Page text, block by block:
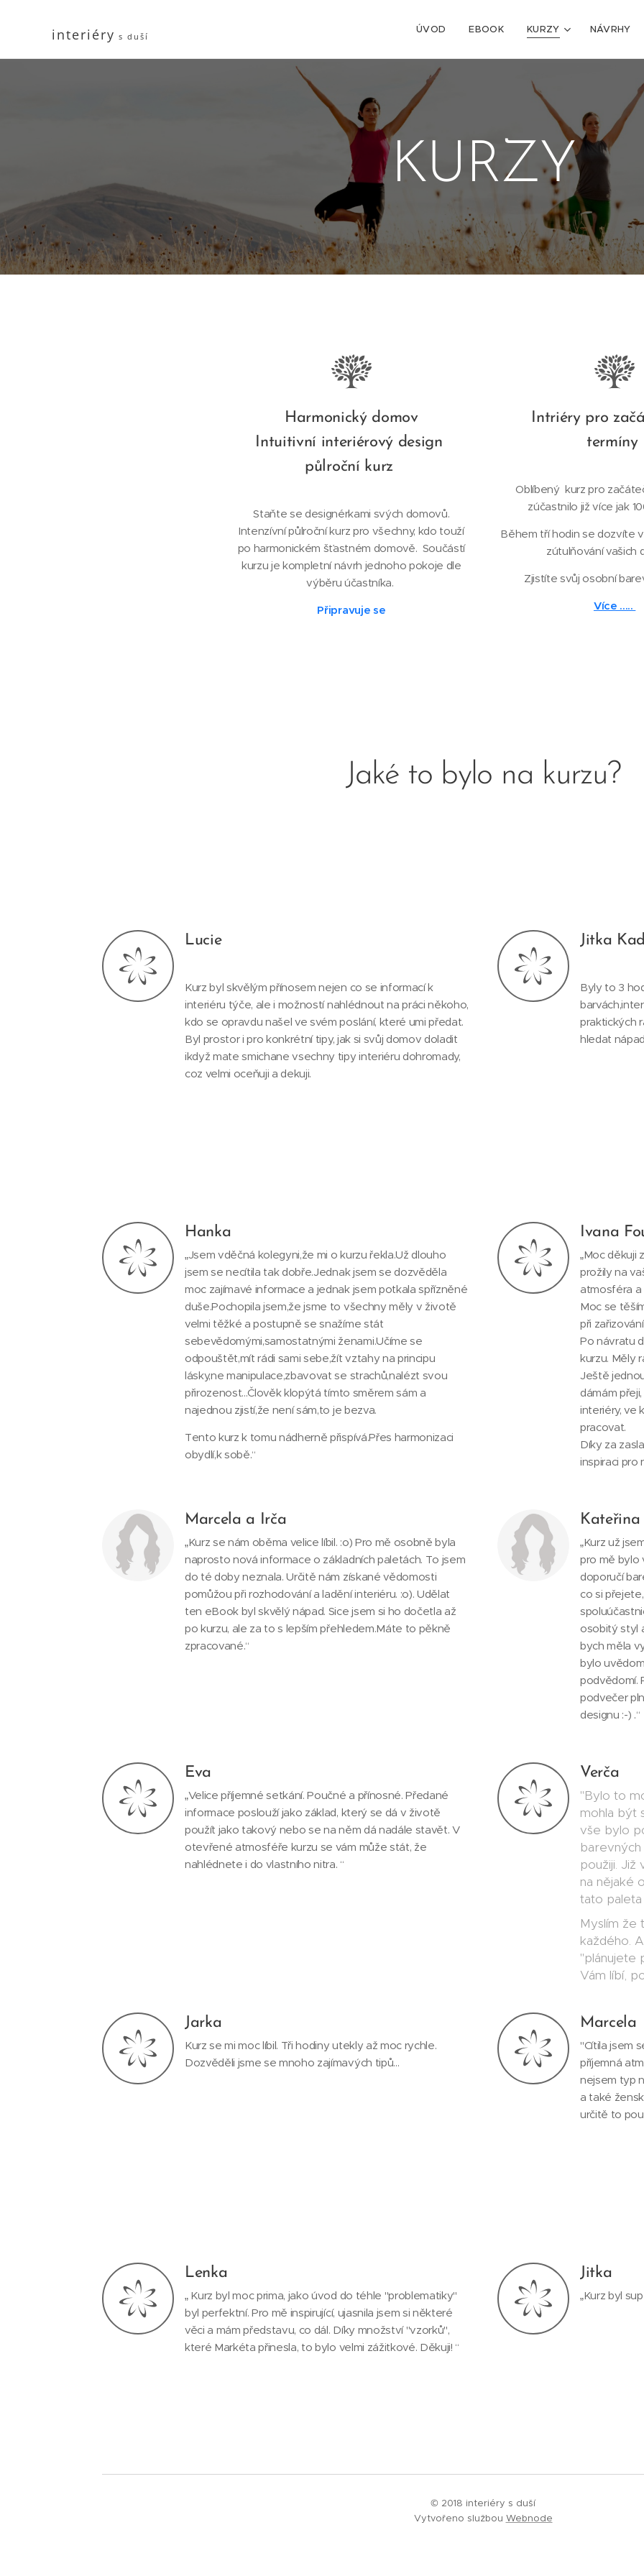
interiéry s duší
ÚVOD EBOOK KURZY NÁVRHY
KURZY
Harmonický domov
Intuitivní interiérový design
půlroční kurz
Staňte se designérkami svých domovů.
Intenzívní půlroční kurz pro všechny, kdo touží
po harmonickém šťastném domově. Součástí
kurzu je kompletní návrh jednoho pokoje dle
výběru účastníka.
Připravuje se
Intriéry pro
termíny
Oblíbený kurz pro
zúčastnilo již více jak
Během tří hodin se dozvíte
zútulňování vašich
Zjistíte svůj osobní
Více .....
Jaké to bylo na kurzu?
Lucie
Kurz byl skvělým přínosem nejen co se informací k
interiéru týče, ale i možností nahlédnout na práci někoho,
kdo se opravdu našel ve svém poslání, které umi předat.
Byl prostor i pro konkrétní tipy, jak si svůj domov doladit
ikdyž mate smichane vsechny tipy interiéru dohromady,
coz velmi oceňuji a dekuji.
Jitka
Byly to 3
praktických
hledat
Hanka
„Jsem vděčná kolegyni,že mi o kurzu řekla.Už dlouho
jsem se necítila tak dobře.Jednak jsem se dozvěděla
moc zajímavé informace a jednak jsem potkala spřízněné
duše.Pochopila jsem,že jsme to všechny měly v životě
velmi těžké a postupně se snažíme stát
sebevědomými,samostatnými ženami.Učíme se
odpouštět,mít rádi sami sebe,žít vztahy na principu
lásky,ne manipulace,zbavovat se strachů,nalézt svou
přirozenost...Člověk klopýtá tímto směrem sám a
najednou zjistí,že není sám,to je bezva.
Tento kurz k tomu nádherně přispívá.Přes harmonizaci
obydlí,k sobě.“
Ivana
„Moc děkuji
prožily na
atmosféra a
Moc se
při
Po návratu
kurzu. Měly
Ještě
dámám
interiéry, ve
pracovat.
Díky za
inspiraci pro
Marcela a Irča
„Kurz se nám oběma velice líbil. :o) Pro mě osobně byla
naprosto nová informace o základních paletách. To jsem
do té doby neznala. Určitě nám získané vědomosti
pomůžou při rozhodování a ladění interiéru. :o). Udělat
ten eBook byl skvělý nápad. Sice jsem si ho dočetla až
po kurzu, ale za to s lepším přehledem.Máte to pěkně
zpracované.“
Kateřina
„Kurz už
pro mě bylo
doporučí
co si
osobitý styl
bych měla
bylo
podvědomí.
podvečer
designu :-) .“
Eva
„Velice příjemné setkání. Poučné a přínosné. Předané
informace poslouží jako základ, který se dá v životě
použít jako takový nebo se na něm dá nadále stavět. V
otevřené atmosféře kurzu se vám může stát, že
nahlédnete i do vlastního nitra. “
Verča
"Bylo to
mohla být
vše bylo
použiji. Již
na nějaké
tato paleta
Myslím že
každého.
"plánujete
Vám líbí,
Jarka
Kurz se mi moc líbil. Tři hodiny utekly až moc rychle.
Dozvěděli jsme se mnoho zajímavých tipů...
Marcela
"Cítila jsem
příjemná
nejsem typ
a také
určitě to
Lenka
„ Kurz byl moc prima, jako úvod do téhle "problematiky"
byl perfektní. Pro mě inspirující, ujasnila jsem si některé
věci a mám představu, co dál. Díky množství "vzorků",
které Markéta přinesla, to bylo velmi zážitkové. Děkuji! “
Jitka
„Kurz byl
© 2018 interiéry s duší
Vytvořeno službou Webnode